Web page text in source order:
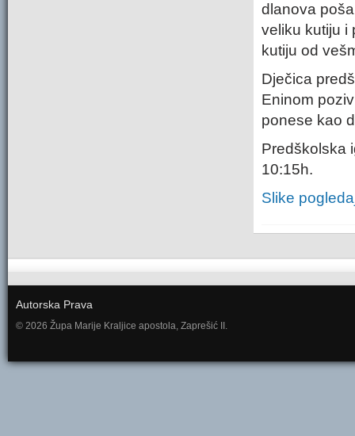
dlanova
veliku kutiju i
kutiju od
Dječica
Eninom
ponese kao
Predškolska
10:15h.
Slike
Autorska Prava
© 2026 Župa Marije Kraljice apostola, Zaprešić II.